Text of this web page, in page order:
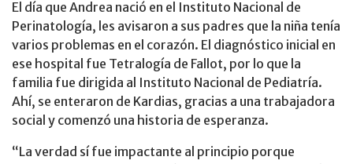
El día que Andrea nació en el Instituto Nacional de
Perinatología, les avisaron a sus padres que la niña tenía
varios problemas en el corazón. El diagnóstico inicial en
ese hospital fue Tetralogía de Fallot, por lo que la
familia fue dirigida al Instituto Nacional de Pediatría.
Ahí, se enteraron de Kardias, gracias a una trabajadora
social y comenzó una historia de esperanza.
“La verdad sí fue impactante al principio porque